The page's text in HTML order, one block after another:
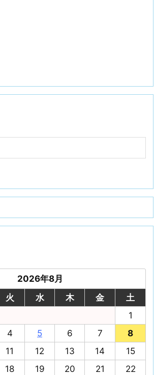
2026年8月
火 水 木 金
土
1
4 5 6 7
8
11 12 13 14
15
18 19 20 21
22